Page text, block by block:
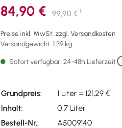
84,90 € 99,90 €1
Preise inkl. MwSt. zzgl. Versandkosten
Versandgewicht: 1.39 kg
Sofort verfügbar, 24-48h Lieferzeit
Grundpreis:
1 Liter = 121,29 €
Inhalt:
0.7 Liter
Bestell-Nr.:
A5009140